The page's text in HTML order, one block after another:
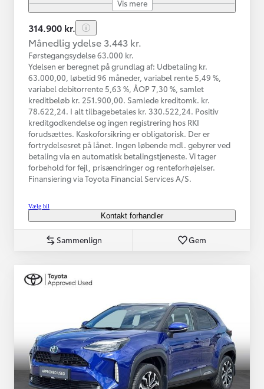
Vis mere
314.900 kr.
Månedlig ydelse 3.443 kr.
Førstegangsydelse 63.000 kr.
Ydelsen er beregnet på grundlag af: Udbetaling kr.
63.000,00, løbetid 96 måneder, variabel rente 5,49 %,
variabel debitorrente 5,63 %, ÅOP 7,30 %, samlet
kreditbeløb kr. 251.900,00. Samlede kreditomk. kr.
78.622,24. I alt tilbagebetales kr. 330.522,24. Positiv
kreditgodkendelse og ingen registrering hos RKI
forudsættes. Kaskoforsikring er obligatorisk. Der er
fortrydelsesret på lånet. Ingen løbende mdl. gebyrer ved
betaling via en automatisk betalingstjeneste. Vi tager
forbehold for fejl, prisændringer og renteforhøjelser.
Finansiering via Toyota Financial Services A/S.
Vælg bil
Kontakt forhandler
Sammenlign Gem